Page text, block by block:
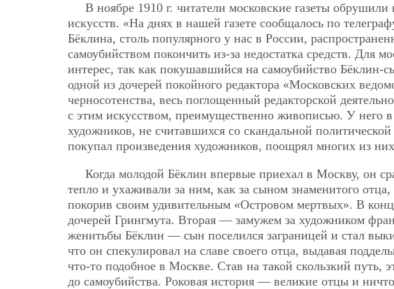
В ноябре 1910 г. читатели московские газеты
искусств. «На днях в нашей газете сообщалось по
Бёклина, столь популярного у нас в России,
самоубийством покончить из-за недостатка средств. Для
интерес, так как покушавшийся на самоубийство
одной из дочерей покойного редактора «Московских
черносотенства, весь поглощенный редакторской
с этим искусством, преимущественно живописью. У него
художников, не считавшихся со скандальной
покупал произведения художников, поощрял многих из
Когда молодой Бёклин впервые приехал в Москву, он
тепло и ухаживали за ним, как за сыном знаменитого
покорив своим удивительным «Островом мертвых». В
дочерей Грингмута. Вторая — замужем за художником
женитьбы Бёклин — сын поселился заграницей и стал
что он спекулировал на славе своего отца, выдавая
что-то подобное в Москве. Став на такой скользкий путь,
до самоубийства. Роковая история — великие отцы и